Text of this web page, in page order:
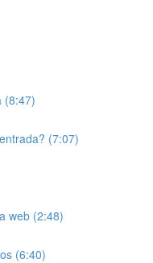
(8:47)
(7:07)
web (2:48)
(6:40)